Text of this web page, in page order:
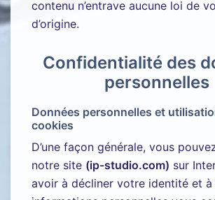
contenu n’entrave aucune loi de
d’origine.
Confidentialité des
personnelles
Données personnelles et
cookies
D’une façon générale, vous
notre site (ip-studio.com) sur
avoir à décliner votre identité et